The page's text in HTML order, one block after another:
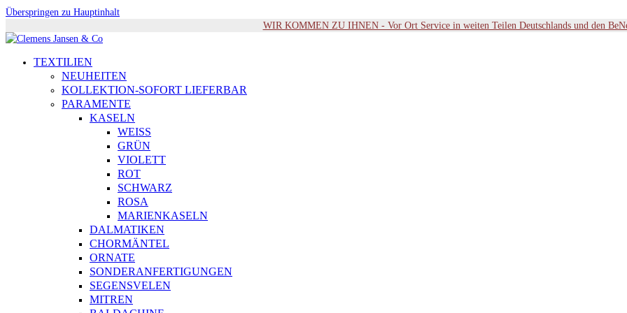
Überspringen zu Hauptinhalt
WIR KOMMEN ZU IHNEN - Vor Ort Service in weiten Teilen Deutschlands und den
TEXTILIEN
NEUHEITEN
KOLLEKTION-SOFORT LIEFERBAR
PARAMENTE
KASELN
WEISS
GRÜN
VIOLETT
ROT
SCHWARZ
ROSA
MARIENKASELN
DALMATIKEN
CHORMÄNTEL
ORNATE
SONDERANFERTIGUNGEN
SEGENSVELEN
MITREN